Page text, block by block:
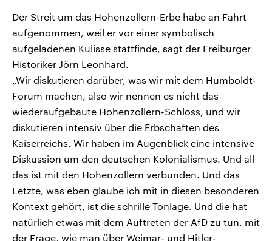
Der Streit um das Hohenzollern-Erbe habe an Fahrt
aufgenommen, weil er vor einer symbolisch
aufgeladenen Kulisse stattfinde, sagt der Freiburger
Historiker Jörn Leonhard.
„Wir diskutieren darüber, was wir mit dem Humboldt-
Forum machen, also wir nennen es nicht das
wiederaufgebaute Hohenzollern-Schloss, und wir
diskutieren intensiv über die Erbschaften des
Kaiserreichs. Wir haben im Augenblick eine intensive
Diskussion um den deutschen Kolonialismus. Und all
das ist mit den Hohenzollern verbunden. Und das
Letzte, was eben glaube ich mit in diesen besonderen
Kontext gehört, ist die schrille Tonlage. Und die hat
natürlich etwas mit dem Auftreten der AfD zu tun, mit
der Frage, wie man über Weimar- und Hitler-